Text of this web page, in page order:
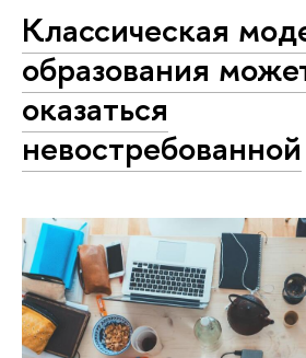
Классическая
образования
оказаться
невостребованной